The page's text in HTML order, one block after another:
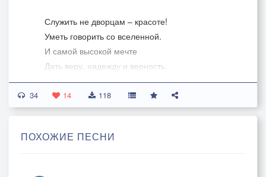
­­­­­­Служить не дворцам – красоте!
Уметь говорить со вселенной.
И самой высокой мечте
Дать веру, надежду и верность.
Творить и хранить чудеса.
Смеяться, когда всё неладно…
Печален корабль без команды.
34 14 118
ПОХОЖИЕ ПЕСНИ